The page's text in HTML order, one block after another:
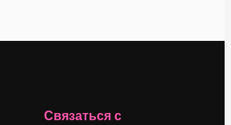
Связаться с